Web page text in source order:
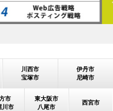
川西市
宝塚市
伊丹市
尼崎市
市
川市
東大阪市
八尾市
西宮市